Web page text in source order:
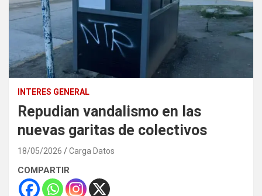
INTERES GENERAL
Repudian vandalismo en las
nuevas garitas de colectivos
18/05/2026 Carga Datos
COMPARTIR